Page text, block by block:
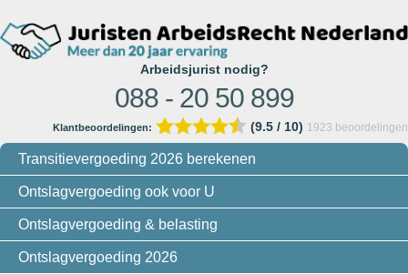
Arbeidsjurist nodig?
088 - 20 50 899
Klantbeoordelingen: (9.5 / 10) 1923 beoordelingen
Transitievergoeding 2026 berekenen
Ontslagvergoeding ook voor U
Ontslagvergoeding & belasting
Ontslagvergoeding 2026